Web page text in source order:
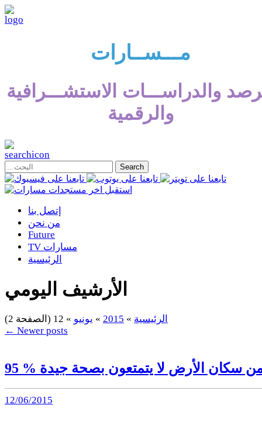
مـــســارات
والدراســـات الاستشـــرافية
والرقمية
إتصل بنا
من نحن
Future
TV مسارات
الرئيسية
الأرشيف اليومي
الرئيسية »
2015
» يونيو »
12 (الصفحة 2)
← Newer posts
% من سكان الأرض لا يتمتعون بصحة جيدة
12/06/2015